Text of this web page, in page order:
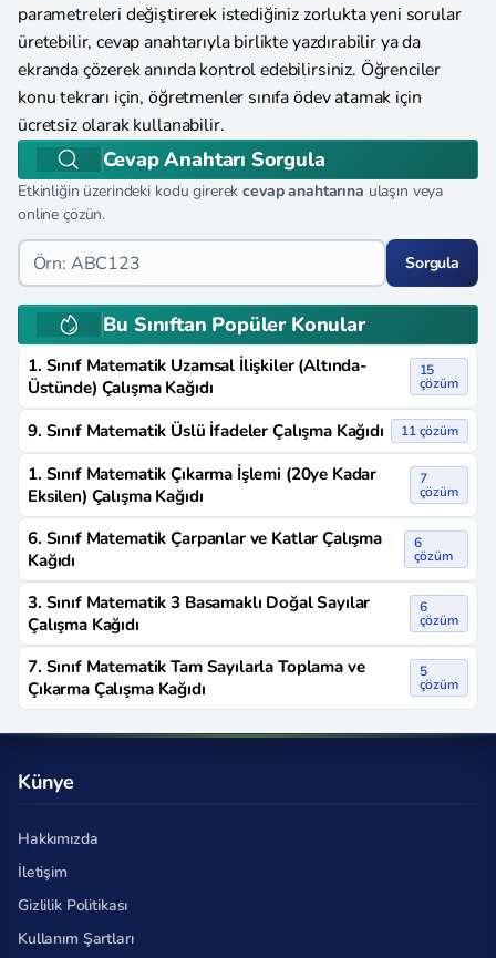
parametreleri değiştirerek istediğiniz zorlukta yeni sorular
üretebilir, cevap anahtarıyla birlikte yazdırabilir ya da
ekranda çözerek anında kontrol edebilirsiniz. Öğrenciler
konu tekrarı için, öğretmenler sınıfa ödev atamak için
ücretsiz olarak kullanabilir.
Cevap Anahtarı Sorgula
Etkinliğin üzerindeki kodu girerekcevap anahtarına ulaşın veya
online çözün.
Sorgula
Bu Sınıftan Popüler Konular
1. Sınıf Matematik Uzamsal İlişkiler (Altında-
Üstünde) Çalışma Kağıdı
15
çözüm
9. Sınıf Matematik Üslü İfadeler Çalışma Kağıdı 11 çözüm
1. Sınıf Matematik Çıkarma İşlemi (20ye Kadar
Eksilen) Çalışma Kağıdı
7
çözüm
6. Sınıf Matematik Çarpanlar ve Katlar Çalışma
Kağıdı
6
çözüm
3. Sınıf Matematik 3 Basamaklı Doğal Sayılar
Çalışma Kağıdı
6
çözüm
7. Sınıf Matematik Tam Sayılarla Toplama ve
Çıkarma Çalışma Kağıdı
5
çözüm
Künye
Hakkımızda
İletişim
Gizlilik Politikası
Kullanım Şartları